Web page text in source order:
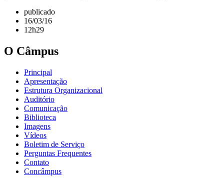
publicado
16/03/16
12h29
O Câmpus
Principal
Apresentação
Estrutura Organizacional
Auditório
Comunicação
Biblioteca
Imagens
Vídeos
Boletim de Serviço
Perguntas Frequentes
Contato
Concâmpus